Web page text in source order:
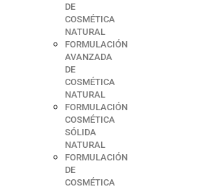
DE
COSMÉTICA
NATURAL
FORMULACIÓN
AVANZADA
DE
COSMÉTICA
NATURAL
FORMULACIÓN
COSMÉTICA
SÓLIDA
NATURAL
FORMULACIÓN
DE
COSMÉTICA